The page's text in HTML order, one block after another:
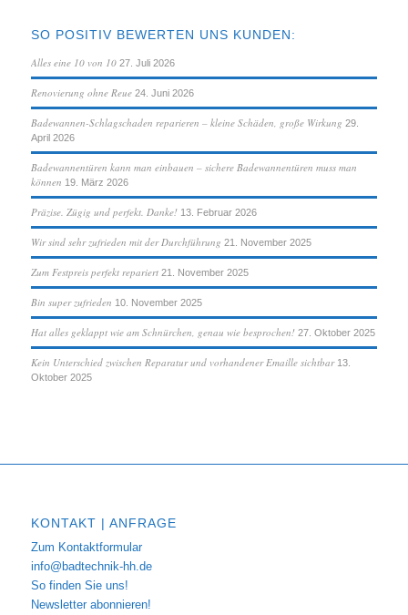
SO POSITIV BEWERTEN UNS KUNDEN:
Alles eine 10 von 10 27. Juli 2026
Renovierung ohne Reue 24. Juni 2026
Badewannen-Schlagschaden reparieren – kleine Schäden, große Wirkung 29.
April 2026
Badewannentüren kann man einbauen – sichere Badewannentüren muss man
können 19. März 2026
Präzise. Zügig und perfekt. Danke! 13. Februar 2026
Wir sind sehr zufrieden mit der Durchführung 21. November 2025
Zum Festpreis perfekt repariert 21. November 2025
Bin super zufrieden 10. November 2025
Hat alles geklappt wie am Schnürchen, genau wie besprochen! 27. Oktober 2025
Kein Unterschied zwischen Reparatur und vorhandener Emaille sichtbar 13.
Oktober 2025
KONTAKT | ANFRAGE
Zum Kontaktformular
info@badtechnik-hh.de
So finden Sie uns!
Newsletter abonnieren!